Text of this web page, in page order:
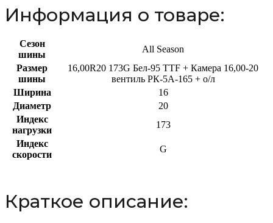
Информация о товаре:
Сезон
шины
All Season
Размер
шины
16,00R20 173G Бел-95 TTF + Камера 16,00-20
вентиль РК-5А-165 + о/л
Ширина
16
Диаметр
20
Индекс
нагрузки
173
Индекс
скорости
G
Краткое описание: